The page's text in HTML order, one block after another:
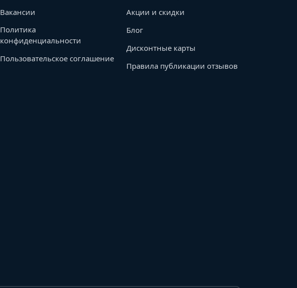
Вакансии
Политика
конфиденциальности
Пользовательское соглашение
Акции и скидки
Блог
Дисконтные карты
Правила публикации отзывов